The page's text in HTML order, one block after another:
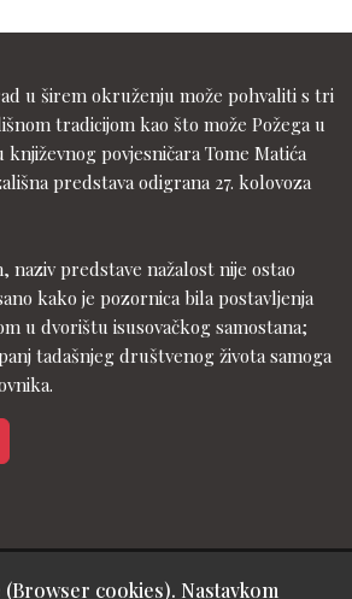
u širem okruženju može pohvaliti s tri
tradicijom kao što može Požega u
povjesničara Tome Matića
predstava odigrana 27. kolovoza
naziv predstave nažalost nije ostao
kako je pozornica bila postavljenja
u dvorištu isusovačkog samostana;
tadašnjeg društvenog života samoga
cookies). Nastavkom